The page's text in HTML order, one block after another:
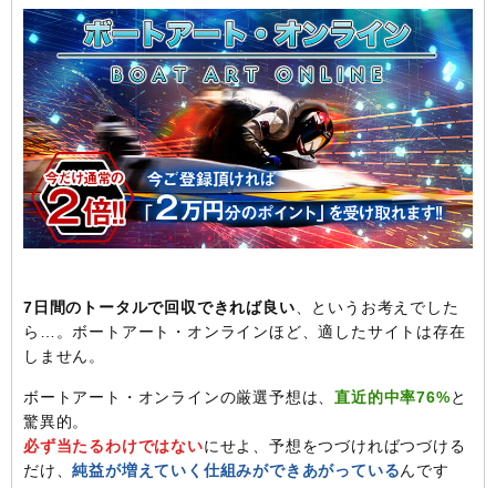
7日間のトータルで回収できれば良い、というお考えでした
ら…。ボートアート・オンラインほど、適したサイトは存在
しません。
ボートアート・オンラインの厳選予想は、直近的中率76%と
驚異的。
必ず当たるわけではないにせよ、予想をつづければつづける
だけ、純益が増えていく仕組みができあがっているんです